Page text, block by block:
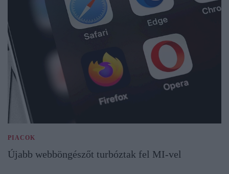
PIACOK
Újabb webböngészőt turbóztak fel MI-vel